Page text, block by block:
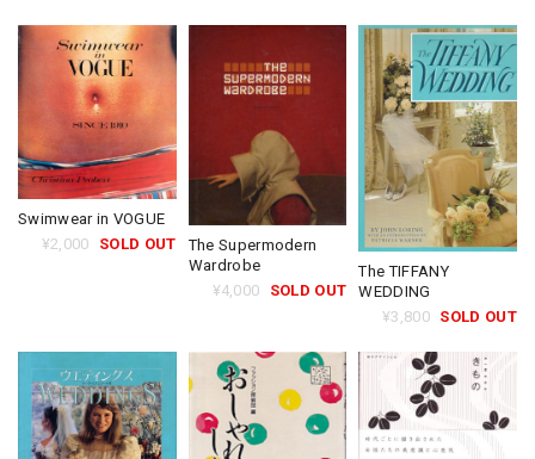
Swimwear in VOGUE
¥2,000
SOLD OUT
The Supermodern
Wardrobe
¥4,000
SOLD OUT
The TIFFANY
WEDDING
¥3,800 SOLD OUT